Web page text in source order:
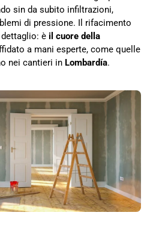
sin da subito infiltrazioni,
di pressione. Il rifacimento
è il cuore della
a mani esperte, come quelle
nei cantieri in Lombardía.